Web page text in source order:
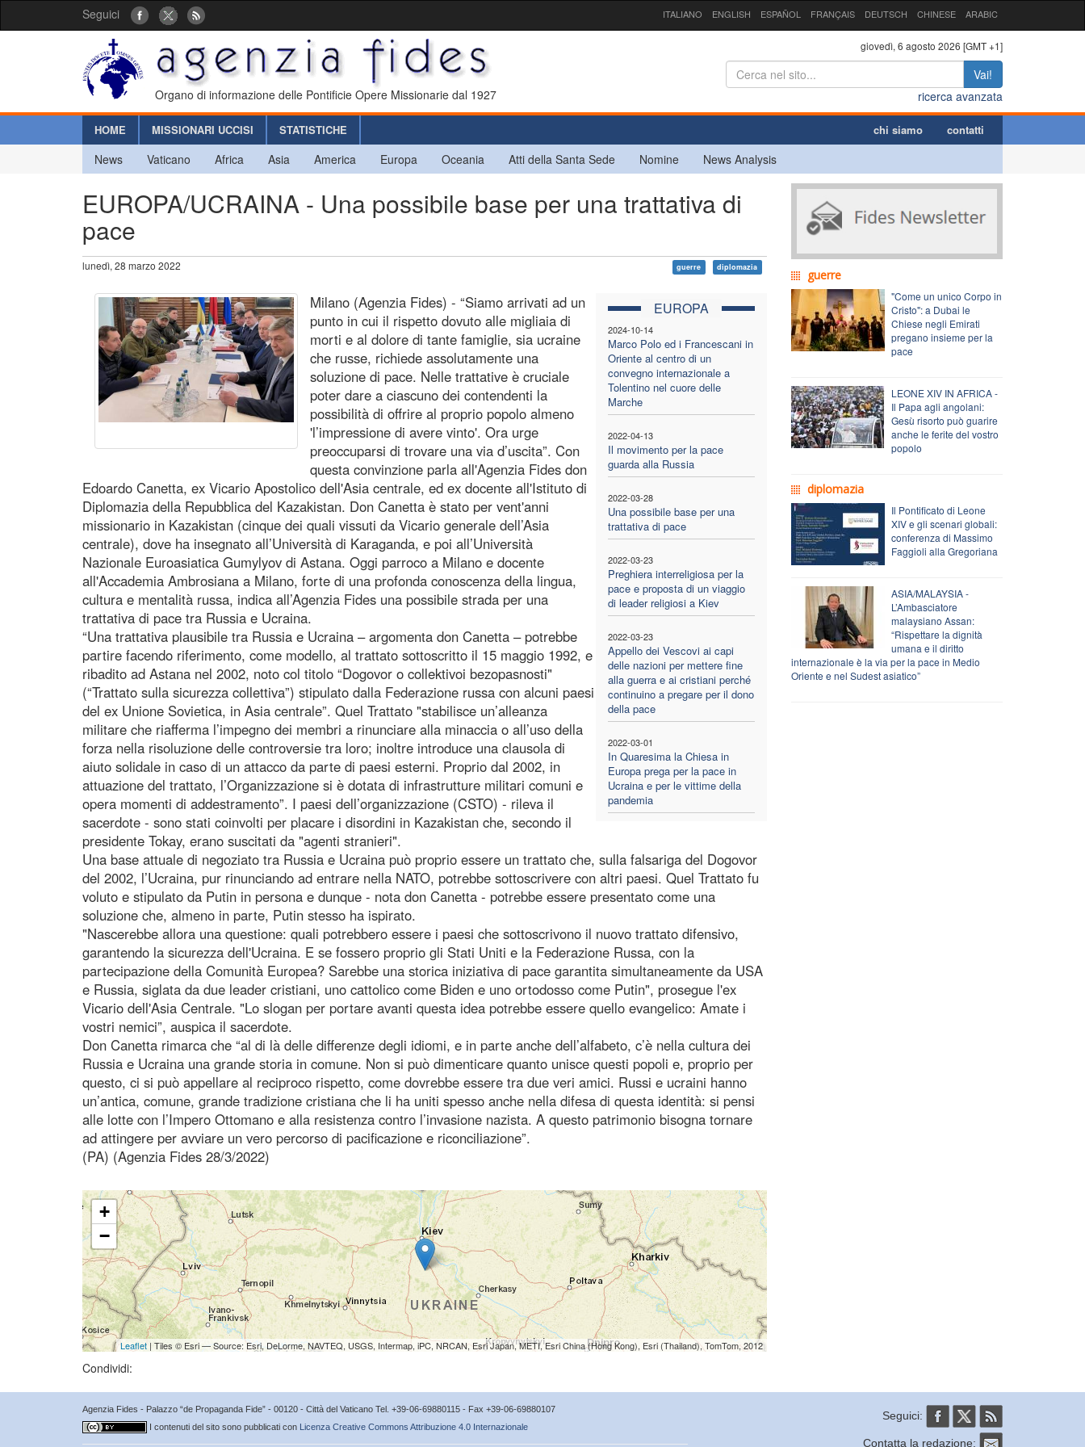
Seguici ITALIANO ENGLISH ESPAÑOL FRANÇAIS DEUTSCH CHINESE ARABIC
Organo di informazione delle Pontificie Opere Missionarie dal 1927
giovedì, 6 agosto 2026 [GMT +1]
Vai!
ricerca avanzata
HOME MISSIONARI UCCISI STATISTICHE chi siamo contatti
News Vaticano Africa Asia America Europa Oceania Atti della Santa Sede Nomine News Analysis
EUROPA/UCRAINA - Una possibile base per una trattativa di
pace
lunedì, 28 marzo 2022 guerre diplomazia
EUROPA
2024-10-14
Marco Polo ed i Francescani in
Oriente al centro di un
convegno internazionale a
Tolentino nel cuore delle
Marche
2022-04-13
Il movimento per la pace
guarda alla Russia
2022-03-28
Una possibile base per una
trattativa di pace
2022-03-23
Preghiera interreligiosa per la
pace e proposta di un viaggio
di leader religiosi a Kiev
2022-03-23
Appello dei Vescovi ai capi
delle nazioni per mettere fine
alla guerra e ai cristiani perché
continuino a pregare per il dono
della pace
2022-03-01
In Quaresima la Chiesa in
Europa prega per la pace in
Ucraina e per le vittime della
pandemia
Milano (Agenzia Fides) - “Siamo arrivati ad un
punto in cui il rispetto dovuto alle migliaia di
morti e al dolore di tante famiglie, sia ucraine
che russe, richiede assolutamente una
soluzione di pace. Nelle trattative è cruciale
poter dare a ciascuno dei contendenti la
possibilità di offrire al proprio popolo almeno
'l’impressione di avere vinto'. Ora urge
preoccuparsi di trovare una via d’uscita”. Con
questa convinzione parla all'Agenzia Fides don
Edoardo Canetta, ex Vicario Apostolico dell'Asia centrale, ed ex docente all'Istituto di
Diplomazia della Repubblica del Kazakistan. Don Canetta è stato per vent'anni
missionario in Kazakistan (cinque dei quali vissuti da Vicario generale dell’Asia
centrale), dove ha insegnato all’Università di Karaganda, e poi all’Università
Nazionale Euroasiatica Gumylyov di Astana. Oggi parroco a Milano e docente
all'Accademia Ambrosiana a Milano, forte di una profonda conoscenza della lingua,
cultura e mentalità russa, indica all’Agenzia Fides una possibile strada per una
trattativa di pace tra Russia e Ucraina.
“Una trattativa plausibile tra Russia e Ucraina – argomenta don Canetta – potrebbe
partire facendo riferimento, come modello, al trattato sottoscritto il 15 maggio 1992, e
ribadito ad Astana nel 2002, noto col titolo “Dogovor o collektivoi bezopasnosti"
(“Trattato sulla sicurezza collettiva”) stipulato dalla Federazione russa con alcuni paesi
del ex Unione Sovietica, in Asia centrale”. Quel Trattato "stabilisce un’alleanza
militare che riafferma l’impegno dei membri a rinunciare alla minaccia o all’uso della
forza nella risoluzione delle controversie tra loro; inoltre introduce una clausola di
aiuto solidale in caso di un attacco da parte di paesi esterni. Proprio dal 2002, in
attuazione del trattato, l’Organizzazione si è dotata di infrastrutture militari comuni e
opera momenti di addestramento”. I paesi dell’organizzazione (CSTO) - rileva il
sacerdote - sono stati coinvolti per placare i disordini in Kazakistan che, secondo il
presidente Tokay, erano suscitati da "agenti stranieri".
Una base attuale di negoziato tra Russia e Ucraina può proprio essere un trattato che, sulla falsariga del Dogovor
del 2002, l’Ucraina, pur rinunciando ad entrare nella NATO, potrebbe sottoscrivere con altri paesi. Quel Trattato fu
voluto e stipulato da Putin in persona e dunque - nota don Canetta - potrebbe essere presentato come una
soluzione che, almeno in parte, Putin stesso ha ispirato.
"Nascerebbe allora una questione: quali potrebbero essere i paesi che sottoscrivono il nuovo trattato difensivo,
garantendo la sicurezza dell'Ucraina. E se fossero proprio gli Stati Uniti e la Federazione Russa, con la
partecipazione della Comunità Europea? Sarebbe una storica iniziativa di pace garantita simultaneamente da USA
e Russia, siglata da due leader cristiani, uno cattolico come Biden e uno ortodosso come Putin", prosegue l'ex
Vicario dell'Asia Centrale. "Lo slogan per portare avanti questa idea potrebbe essere quello evangelico: Amate i
vostri nemici”, auspica il sacerdote.
Don Canetta rimarca che “al di là delle differenze degli idiomi, e in parte anche dell’alfabeto, c’è nella cultura dei
Russia e Ucraina una grande storia in comune. Non si può dimenticare quanto unisce questi popoli e, proprio per
questo, ci si può appellare al reciproco rispetto, come dovrebbe essere tra due veri amici. Russi e ucraini hanno
un’antica, comune, grande tradizione cristiana che li ha uniti spesso anche nella difesa di questa identità: si pensi
alle lotte con l’Impero Ottomano e alla resistenza contro l’invasione nazista. A questo patrimonio bisogna tornare
ad attingere per avviare un vero percorso di pacificazione e riconciliazione”.
(PA) (Agenzia Fides 28/3/2022)
+
−
Leaflet| Tiles © Esri — Source: Esri, DeLorme, NAVTEQ, USGS, Intermap, iPC, NRCAN, Esri Japan, METI, Esri China (Hong Kong), Esri (Thailand), TomTom, 2012
Condividi:
guerre
"Come un unico Corpo in
Cristo": a Dubai le
Chiese negli Emirati
pregano insieme per la
pace
LEONE XIV IN AFRICA -
Il Papa agli angolani:
Gesù risorto può guarire
anche le ferite del vostro
popolo
diplomazia
Il Pontificato di Leone
XIV e gli scenari globali:
conferenza di Massimo
Faggioli alla Gregoriana
ASIA/MALAYSIA -
L’Ambasciatore
malaysiano Assan:
“Rispettare la dignità
umana e il diritto
internazionale è la via per la pace in Medio
Oriente e nel Sudest asiatico”
Agenzia Fides - Palazzo “de Propaganda Fide” - 00120 - Città del Vaticano Tel. +39-06-69880115 - Fax +39-06-69880107
I contenuti del sito sono pubblicati con Licenza Creative Commons Attribuzione 4.0 Internazionale
Seguici:
Contatta la redazione: